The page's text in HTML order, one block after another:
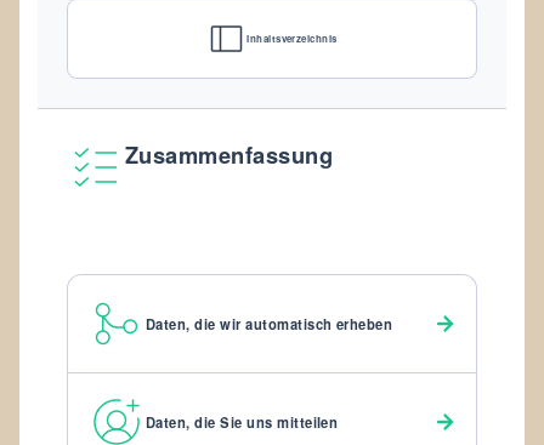
Inhaltsverzeichnis
Zusammenfassung
Daten, die wir automatisch erheben
Daten, die Sie uns mitteilen